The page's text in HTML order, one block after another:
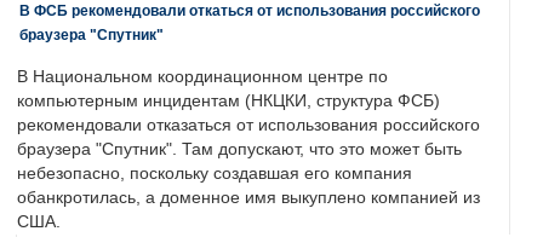
В ФСБ рекомендовали откаться от использования российского
браузера "Спутник"
В Национальном координационном центре по
компьютерным инцидентам (НКЦКИ, структура ФСБ)
рекомендовали отказаться от использования российского
браузера "Спутник". Там допускают, что это может быть
небезопасно, поскольку создавшая его компания
обанкротилась, а доменное имя выкуплено компанией из
США.